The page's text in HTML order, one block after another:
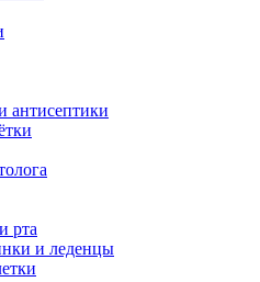
антисептики
рта
и леденцы